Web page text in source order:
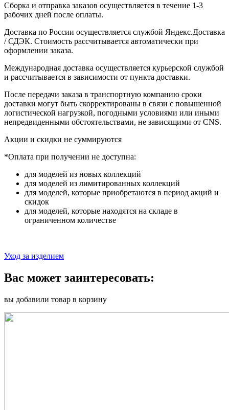
Сборка и отправка заказов осуществляется в течение 1-3
рабочих дней после оплаты.
Доставка по России осуществляется службой Яндекс.Доставка
/ СДЭК. Стоимость рассчитывается автоматически при
оформлении заказа.
Международная доставка осуществляется курьерской службой
и рассчитывается в зависимости от пункта доставки.
После передачи заказа в транспортную компанию сроки
доставки могут быть скорректированы в связи с повышенной
логистической нагрузкой, погодными условиями или иными
непредвиденными обстоятельствами, не зависящими от CNS.
Акции и скидки не суммируются
*Оплата при получении не доступна:
для моделей из новых коллекций
для моделей из лимитированных коллекций
для моделей, которые приобретаются в период акций и
скидок
для моделей, которые находятся на складе в
ограниченном количестве
Уход за изделием
Вас может заинтересовать:
вы добавили товар в корзину